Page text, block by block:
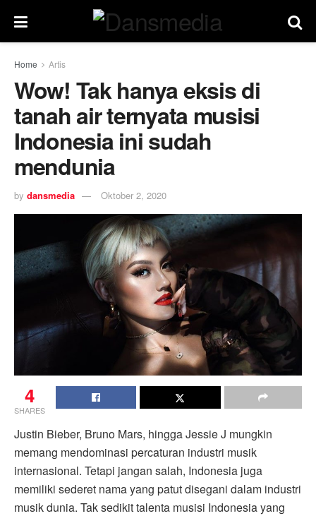
Home Artis
Wow! Tak hanya eksis di
tanah air ternyata musisi
Indonesia ini sudah
mendunia
by dansmedia Oktober 2, 2020
4
SHARES
Justin Bieber, Bruno Mars, hingga Jessie J mungkin
memang mendominasi percaturan industri musik
internasional. Tetapi jangan salah, Indonesia juga
memiliki sederet nama yang patut disegani dalam industri
musik dunia. Tak sedikit talenta musisi Indonesia yang